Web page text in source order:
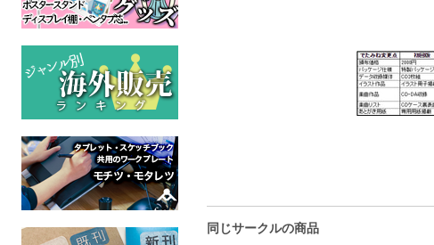
同じサークルの商品